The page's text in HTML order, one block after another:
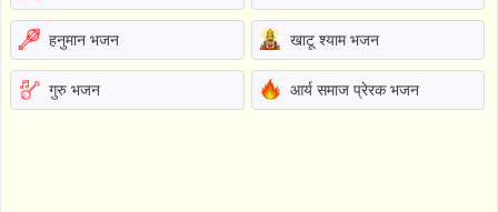
हनुमान भजन खाटू श्याम भजन
गुरु भजन आर्य समाज प्रेरक भजन